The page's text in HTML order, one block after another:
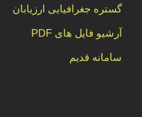
گستره جغرافیایی ارزیابان
آرشیو فایل های PDF
سامانه قدیم